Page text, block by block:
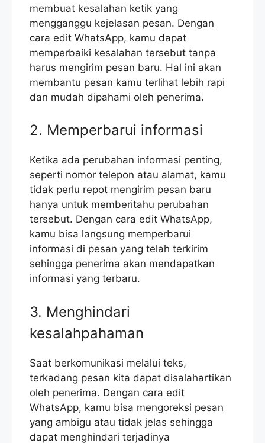
membuat kesalahan ketik yang
mengganggu kejelasan pesan. Dengan
cara edit WhatsApp, kamu dapat
memperbaiki kesalahan tersebut tanpa
harus mengirim pesan baru. Hal ini akan
membantu pesan kamu terlihat lebih rapi
dan mudah dipahami oleh penerima.
2. Memperbarui informasi
Ketika ada perubahan informasi penting,
seperti nomor telepon atau alamat, kamu
tidak perlu repot mengirim pesan baru
hanya untuk memberitahu perubahan
tersebut. Dengan cara edit WhatsApp,
kamu bisa langsung memperbarui
informasi di pesan yang telah terkirim
sehingga penerima akan mendapatkan
informasi yang terbaru.
3. Menghindari
kesalahpahaman
Saat berkomunikasi melalui teks,
terkadang pesan kita dapat disalahartikan
oleh penerima. Dengan cara edit
WhatsApp, kamu bisa mengoreksi pesan
yang ambigu atau tidak jelas sehingga
dapat menghindari terjadinya